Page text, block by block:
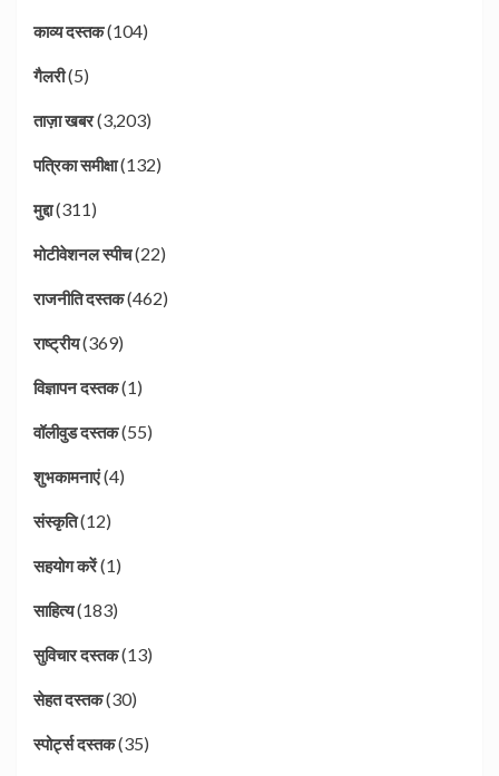
काव्य दस्तक(104)
गैलरी(5)
ताज़ा खबर(3,203)
पत्रिका समीक्षा(132)
मुद्दा(311)
मोटीवेशनल स्पीच(22)
राजनीति दस्तक(462)
राष्ट्रीय(369)
विज्ञापन दस्तक(1)
वॉलीवुड दस्तक(55)
शुभकामनाएं(4)
संस्कृति(12)
सहयोग करें(1)
साहित्य(183)
सुविचार दस्तक(13)
सेहत दस्तक(30)
स्पोर्ट्स दस्तक(35)